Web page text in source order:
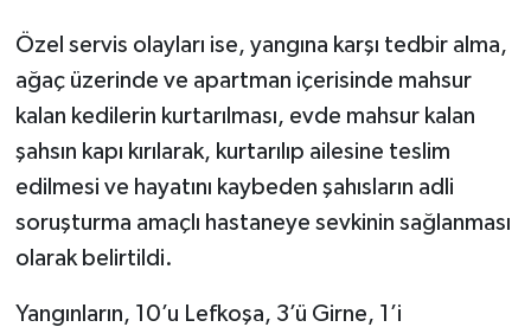
Özel servis olayları ise, yangına karşı tedbir alma,
ağaç üzerinde ve apartman içerisinde mahsur
kalan kedilerin kurtarılması, evde mahsur kalan
şahsın kapı kırılarak, kurtarılıp ailesine teslim
edilmesi ve hayatını kaybeden şahısların adli
soruşturma amaçlı hastaneye sevkinin sağlanması
olarak belirtildi.
Yangınların, 10’u Lefkoşa, 3’ü Girne, 1’i